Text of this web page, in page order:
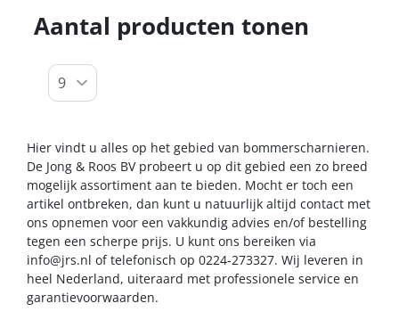
Aantal producten tonen
Hier vindt u alles op het gebied van bommerscharnieren.
De Jong & Roos BV probeert u op dit gebied een zo breed
mogelijk assortiment aan te bieden. Mocht er toch een
artikel ontbreken, dan kunt u natuurlijk altijd contact met
ons opnemen voor een vakkundig advies en/of bestelling
tegen een scherpe prijs. U kunt ons bereiken via
info@jrs.nl of telefonisch op 0224-273327. Wij leveren in
heel Nederland, uiteraard met professionele service en
garantievoorwaarden.